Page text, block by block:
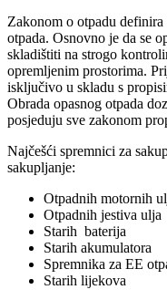
Zakonom o otpadu
otpada. Osnovno je da se
skladištiti na strogo
opremljenim prostorima.
isključivo u skladu s
Obrada opasnog otpada
posjeduju sve zakonom
Najčešći spremnici za
sakupljanje:
Otpadnih motornih
Otpadnih jestiva ulja
Starih baterija
Starih akumulatora
Spremnika za EE
Starih lijekova